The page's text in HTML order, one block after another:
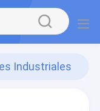
Industriales